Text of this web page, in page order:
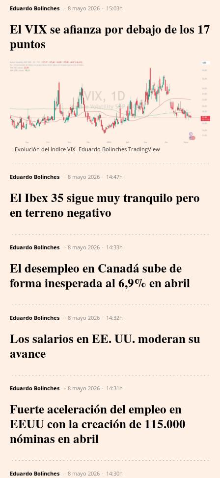
Eduardo Bolinches 8 mayo 2026 15:03h
El VIX se afianza por debajo de los 17
puntos
Evolución del índice VIX Eduardo Bolinches TradingView
Eduardo Bolinches 8 mayo 2026 14:47h
El Ibex 35 sigue muy tranquilo pero
en terreno negativo
Eduardo Bolinches 8 mayo 2026 14:33h
El desempleo en Canadá sube de
forma inesperada al 6,9% en abril
Eduardo Bolinches 8 mayo 2026 14:32h
Los salarios en EE. UU. moderan su
avance
Eduardo Bolinches 8 mayo 2026 14:31h
Fuerte aceleración del empleo en
EEUU con la creación de 115.000
nóminas en abril
Eduardo Bolinches 8 mayo 2026 14:30h